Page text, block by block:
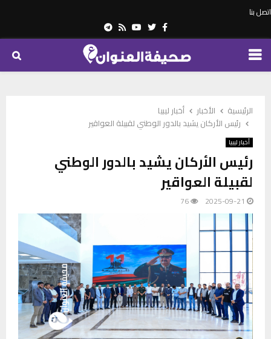
اتصل بنا
Facebook
Twitter
Youtube
Rss
Telegram
PRIMARY
الرئيسية الأخبار
أخبار ليبيا
رئيس الأركان يشيد بالدور الوطني لقبيلة العواقير
أخبار ليبيا
رئيس الأركان يشيد بالدور الوطني
لقبيلة العواقير
2025-09-21
76